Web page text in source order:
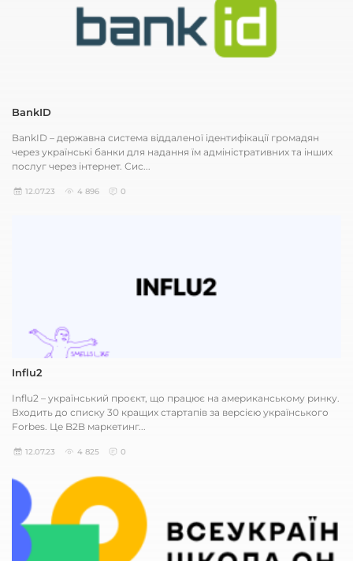
BankID
BankID – державна система віддаленої ідентифікації громадян
через українські банки для надання їм адміністративних та інших
послуг через інтернет. Сис...
12.07.23 4 896 0
Influ2
Influ2 – український проєкт, що працює на американському ринку.
Входить до списку 30 кращих стартапів за версією українського
Forbes. Це B2B маркетинг...
12.07.23 4 825 0